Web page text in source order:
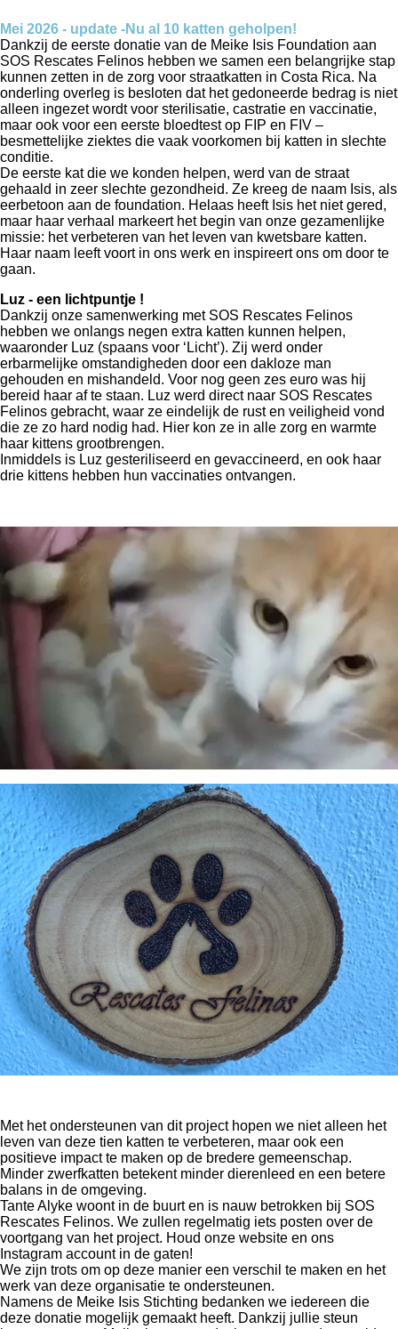
Mei 2026 - update -Nu al 10 katten geholpen!
Dankzij de eerste donatie van de Meike Isis Foundation aan
SOS Rescates Felinos hebben we samen een belangrijke stap
kunnen zetten in de zorg voor straatkatten in Costa Rica. Na
onderling overleg is besloten dat het gedoneerde bedrag is niet
alleen ingezet wordt voor sterilisatie, castratie en vaccinatie,
maar ook voor een eerste bloedtest op FIP en FIV –
besmettelijke ziektes die vaak voorkomen bij katten in slechte
conditie.
De eerste kat die we konden helpen, werd van de straat
gehaald in zeer slechte gezondheid. Ze kreeg de naam Isis, als
eerbetoon aan de foundation. Helaas heeft Isis het niet gered,
maar haar verhaal markeert het begin van onze gezamenlijke
missie: het verbeteren van het leven van kwetsbare katten.
Haar naam leeft voort in ons werk en inspireert ons om door te
gaan.
Luz - een lichtpuntje !
Dankzij onze samenwerking met SOS Rescates Felinos
hebben we onlangs negen extra katten kunnen helpen,
waaronder Luz (spaans voor ‘Licht’). Zij werd onder
erbarmelijke omstandigheden door een dakloze man
gehouden en mishandeld. Voor nog geen zes euro was hij
bereid haar af te staan. Luz werd direct naar SOS Rescates
Felinos gebracht, waar ze eindelijk de rust en veiligheid vond
die ze zo hard nodig had. Hier kon ze in alle zorg en warmte
haar kittens grootbrengen.
Inmiddels is Luz gesteriliseerd en gevaccineerd, en ook haar
drie kittens hebben hun vaccinaties ontvangen.
Met het ondersteunen van dit project hopen we niet alleen het
leven van deze tien katten te verbeteren, maar ook een
positieve impact te maken op de bredere gemeenschap.
Minder zwerfkatten betekent minder dierenleed en een betere
balans in de omgeving.
Tante Alyke woont in de buurt en is nauw betrokken bij SOS
Rescates Felinos. We zullen regelmatig iets posten over de
voortgang van het project. Houd onze website en ons
Instagram account in de gaten!
We zijn trots om op deze manier een verschil te maken en het
werk van deze organisatie te ondersteunen.
Namens de Meike Isis Stichting bedanken we iedereen die
deze donatie mogelijk gemaakt heeft. Dankzij jullie steun